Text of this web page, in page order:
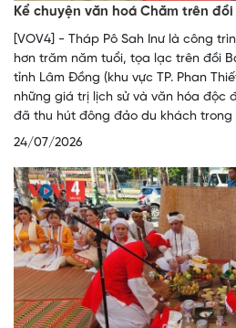
Kể chuyện văn hoá Chăm trên
[VOV4] - Tháp Pô Sah Inư là công
hơn trăm năm tuổi, tọa lạc trên đồi
tỉnh Lâm Đồng (khu vực TP. Phan
những giá trị lịch sử và văn hóa độc
đã thu hút đông đảo du khách trong
24/07/2026